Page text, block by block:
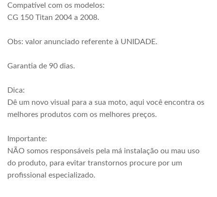
Compatível com os modelos:
CG 150 Titan 2004 a 2008.
Obs: valor anunciado referente à UNIDADE.
Garantia de 90 dias.
Dica:
Dê um novo visual para a sua moto, aqui você encontra os
melhores produtos com os melhores preços.
Importante:
NÃO somos responsáveis pela má instalação ou mau uso
do produto, para evitar transtornos procure por um
profissional especializado.